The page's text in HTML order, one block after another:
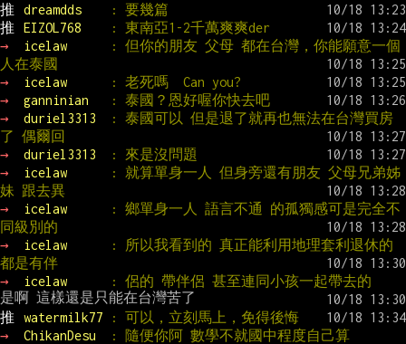
推
dreamdds
: 要幾篇
推
EIZOL768
: 東南亞1-2千萬爽爽der
→
icelaw
: 但你的朋友 父母 都在台灣，你能願意一個
人在泰國
→
icelaw
: 老死嗎  Can you?
→
ganninian
: 泰國？恩好喔你快去吧
→
duriel3313
: 泰國可以 但是退了就再也無法在台灣買房
了 偶爾回
→
duriel3313
: 來是沒問題
→
icelaw
: 就算單身一人 但身旁還有朋友 父母兄弟姊
妹 跟去異
→
icelaw
: 鄉單身一人 語言不通 的孤獨感可是完全不
同級別的
→
icelaw
: 所以我看到的 真正能利用地理套利退休的
都是有伴
→
icelaw
: 侶的 帶伴侶 甚至連同小孩一起帶去的
推
watermilk77
: 可以，立刻馬上，免得後悔
→
ChikanDesu : 隨便你阿 數學不就國中程度自己算